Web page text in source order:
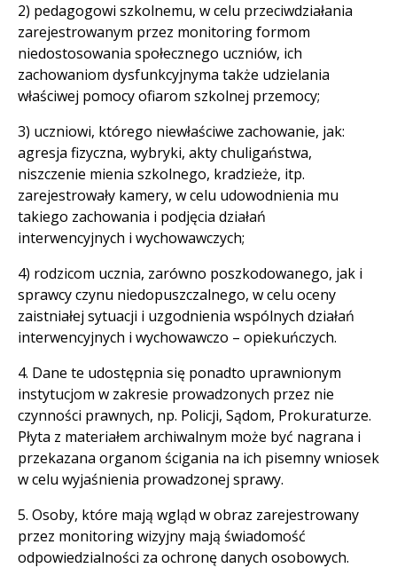
2) pedagogowi szkolnemu, w celu przeciwdziałania
zarejestrowanym przez monitoring formom
niedostosowania społecznego uczniów, ich
zachowaniom dysfunkcyjnyma także udzielania
właściwej pomocy ofiarom szkolnej przemocy;
3) uczniowi, którego niewłaściwe zachowanie, jak:
agresja fizyczna, wybryki, akty chuligaństwa,
niszczenie mienia szkolnego, kradzieże, itp.
zarejestrowały kamery, w celu udowodnienia mu
takiego zachowania i podjęcia działań
interwencyjnych i wychowawczych;
4) rodzicom ucznia, zarówno poszkodowanego, jak i
sprawcy czynu niedopuszczalnego, w celu oceny
zaistniałej sytuacji i uzgodnienia wspólnych działań
interwencyjnych i wychowawczo – opiekuńczych.
4. Dane te udostępnia się ponadto uprawnionym
instytucjom w zakresie prowadzonych przez nie
czynności prawnych, np. Policji, Sądom, Prokuraturze.
Płyta z materiałem archiwalnym może być nagrana i
przekazana organom ścigania na ich pisemny wniosek
w celu wyjaśnienia prowadzonej sprawy.
5. Osoby, które mają wgląd w obraz zarejestrowany
przez monitoring wizyjny mają świadomość
odpowiedzialności za ochronę danych osobowych.